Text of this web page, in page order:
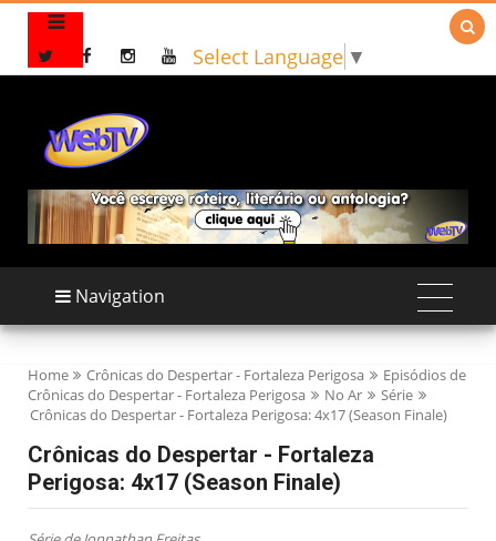
Select Language ▼

Navigation
Home Crônicas do Despertar - Fortaleza Perigosa
Episódios de
Crônicas do Despertar - Fortaleza Perigosa
No Ar
Série
Crônicas do Despertar - Fortaleza Perigosa: 4x17 (Season Finale)
Crônicas do Despertar - Fortaleza
Perigosa: 4x17 (Season Finale)